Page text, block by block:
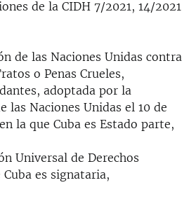
de la CIDH 7/2021, 14/2021
de las Naciones Unidas contra
o Penas Crueles,
adoptada por la
las Naciones Unidas el 10 de
la que Cuba es Estado parte,
Universal de Derechos
es signataria,